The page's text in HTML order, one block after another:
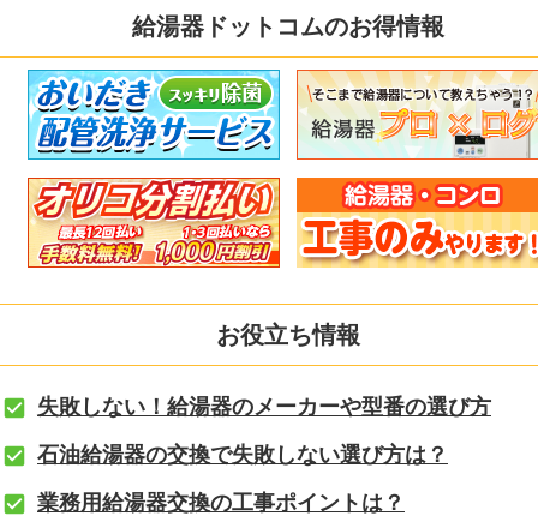
給湯器ドットコムのお得情報
お役立ち情報
失敗しない！給湯器のメーカーや型番の選び方
石油給湯器の交換で失敗しない選び方は？
業務用給湯器交換の工事ポイントは？